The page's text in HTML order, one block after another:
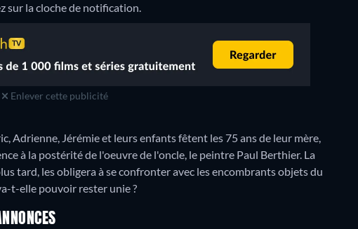
sur la cloche de notification.
Enlever cette publicité
Adrienne, Jérémie et leurs enfants fêtent les 75 ans de leur mère,
à la postérité de l'oeuvre de l'oncle, le peintre Paul Berthier. La
tard, les obligera à se confronter avec les encombrants objets du
t-elle pouvoir rester unie ?